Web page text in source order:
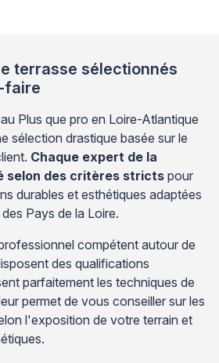
terrasse sélectionnés
faire
Plus que pro en Loire-Atlantique
sélection drastique basée sur le
Chaque expert de la
selon des critères stricts pour
durables et esthétiques adaptées
Pays de la Loire.
compétent autour de
des qualifications
parfaitement les techniques de
permet de vous conseiller sur les
l'exposition de votre terrain et